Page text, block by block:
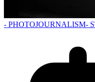
- PHOTOJOURNALISM-